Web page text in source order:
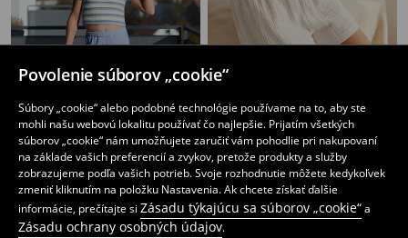
Povolenie súborov „cookie“
Súbory „cookie“ alebo podobné technológie používame na to, aby ste
mohli našu webovú lokalitu používať čo najlepšie. Prijatím všetkých
súborov „cookie“ nám umožňujete zaručiť vám pohodlie pri nakupovaní
na základe vašich preferencií a zvykov, pretože produkty a služby
zobrazujeme podľa vašich potrieb. Svoje rozhodnutie môžete kedykoľvek
zmeniť kliknutím na položku Nastavenia. Ak chcete získať ďalšie
informácie, prečítajte si Zásadu týkajúcu sa súborov „cookie“a
Zásadu ochrany osobných údajov.
Kraťasy
,99 EUR
Bavlnené muslinové šortky
3,99 EUR
Bežná cena